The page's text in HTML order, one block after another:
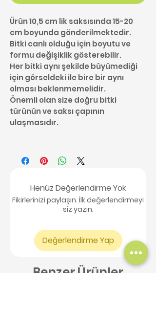
Ürün 10,5 cm lik saksısında 15-20
cm boyunda gönderilmektedir.
Bitki canlı olduğu için boyutu ve
formu değişiklik gösterebilir.
Her bitki aynı şekilde büyümediği
için görseldeki ile bire bir aynı
olması beklenmemelidir.
Önemli olan size doğru bitki
türünün ve saksı çapının
ulaşmasıdır.
Henüz Değerlendirme Yok
Fikirlerinizi paylaşın. İlk değerlendirmeyi
siz yazın.
Değerlendirme Yap
Benzer Ürünler